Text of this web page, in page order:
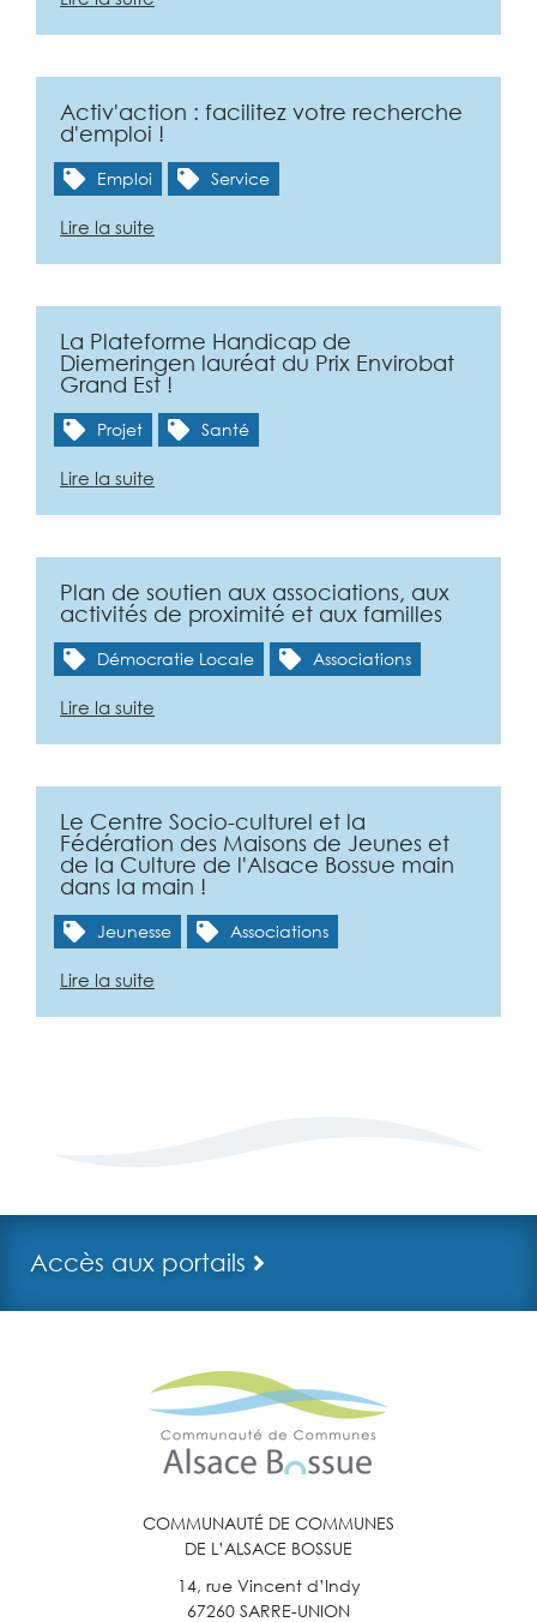
Activ'action : facilitez votre recherche
d'emploi !
Emploi Service
Lire la suite
La Plateforme Handicap de
Diemeringen lauréat du Prix Envirobat
Grand Est !
Projet Santé
Lire la suite
Plan de soutien aux associations, aux
activités de proximité et aux familles
Démocratie Locale Associations
Lire la suite
Le Centre Socio-culturel et la
Fédération des Maisons de Jeunes et
de la Culture de l'Alsace Bossue main
dans la main !
Jeunesse Associations
Lire la suite
Accès aux portails
COMMUNAUTÉ DE COMMUNES
DE L’ALSACE BOSSUE
14, rue Vincent d’Indy
67260 SARRE-UNION